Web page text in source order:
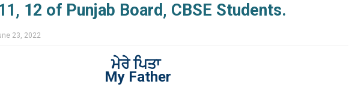
12 of Punjab Board, CBSE Students.
23, 2022
ਮੇਰੇ ਪਿਤਾ
My Father